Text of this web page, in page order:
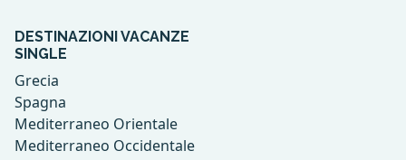
DESTINAZIONI VACANZE
SINGLE
Grecia
Spagna
Mediterraneo Orientale
Mediterraneo Occidentale